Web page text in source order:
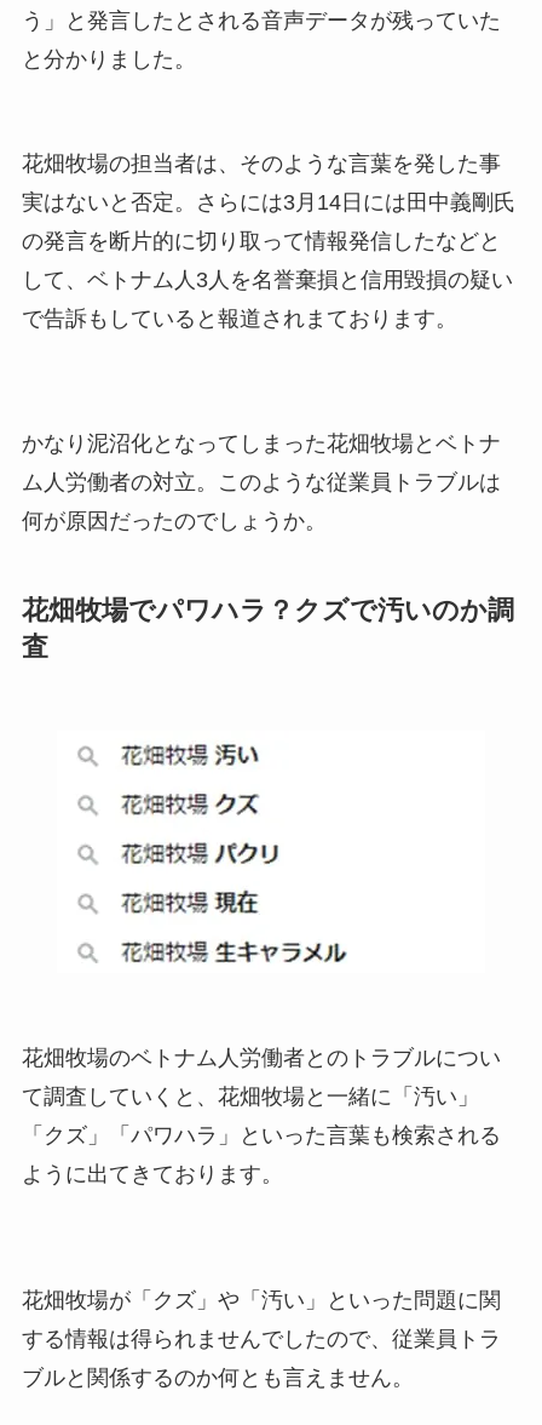
う」と発言したとされる音声データが残っていた
と分かりました。
花畑牧場の担当者は、そのような言葉を発した事
実はないと否定。さらには3月14日には田中義剛氏
の発言を断片的に切り取って情報発信したなどと
して、ベトナム人3人を名誉棄損と信用毀損の疑い
で告訴もしていると報道されまております。
かなり泥沼化となってしまった花畑牧場とベトナ
ム人労働者の対立。このような従業員トラブルは
何が原因だったのでしょうか。
花畑牧場でパワハラ？クズで汚いのか調
査
花畑牧場のベトナム人労働者とのトラブルについ
て調査していくと、花畑牧場と一緒に「汚い」
「クズ」「パワハラ」といった言葉も検索される
ように出てきております。
花畑牧場が「クズ」や「汚い」といった問題に関
する情報は得られませんでしたので、従業員トラ
ブルと関係するのか何とも言えません。